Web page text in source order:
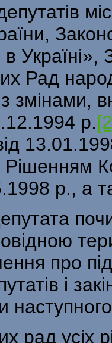
Україні»,
Рад
змінами,
р.
Рішенням
р., а
про
і
рад усіх